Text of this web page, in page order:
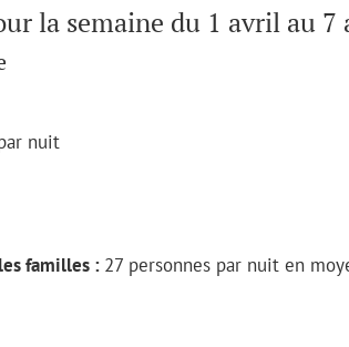
la semaine du 1 avril au 7
nuit
familles : 27 personnes par nuit en